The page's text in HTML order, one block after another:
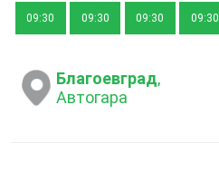
09:30 09:30 09:30 09:30
Благоевград,
Автогара